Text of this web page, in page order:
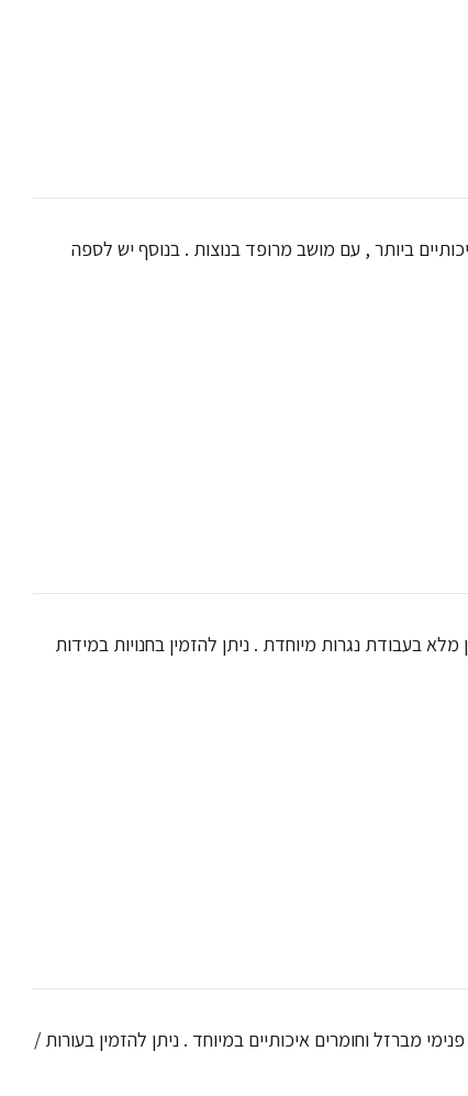
ביותר , עם מושב מרופד בנוצות . בנוסף יש לספה
בעבודת נגרות מיוחדת . ניתן להזמין בחנויות במידות
מברזל וחומרים איכותיים במיוחד . ניתן להזמין בעורות /